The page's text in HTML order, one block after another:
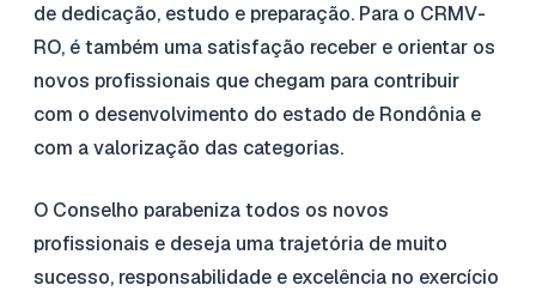
de dedicação, estudo e preparação. Para o CRMV-
RO, é também uma satisfação receber e orientar os
novos profissionais que chegam para contribuir
com o desenvolvimento do estado de Rondônia e
com a valorização das categorias.
O Conselho parabeniza todos os novos
profissionais e deseja uma trajetória de muito
sucesso, responsabilidade e excelência no exercício